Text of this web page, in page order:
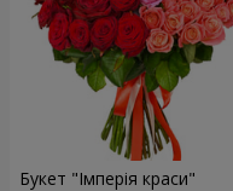
Букет "Імперія краси"